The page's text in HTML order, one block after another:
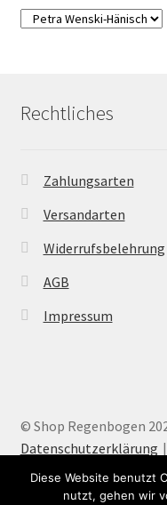
Rechtliches
Zahlungsarten
Versandarten
Widerrufsbelehrung
AGB
Impressum
© Shop Regenbogen
Datenschutzerklärung
Diese Website benutzt
nutzt, gehen wir